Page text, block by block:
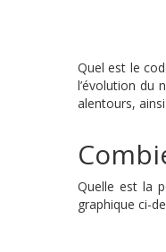
Quel est le
l’évolution du
alentours,
Quelle est la
graphique ci-